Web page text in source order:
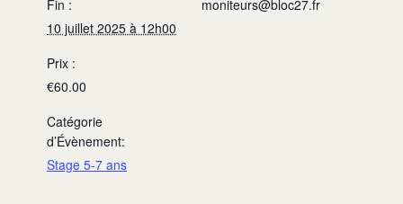
Fin :
10 juillet 2025 à 12h00
Prix :
€60.00
Catégorie
d’Évènement:
Stage 5-7 ans
moniteurs@bloc27.fr